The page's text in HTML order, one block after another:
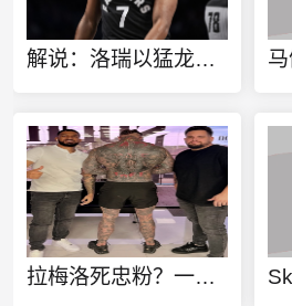
解说：洛瑞以猛龙球员身份进行退役也算是功成身退、落叶归根了
拉梅洛死忠粉？一球迷100%还原拉梅洛·鲍尔的满背纹身